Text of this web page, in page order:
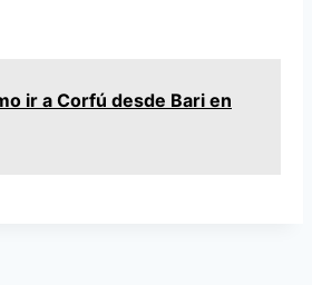
ir a Corfú desde Bari en